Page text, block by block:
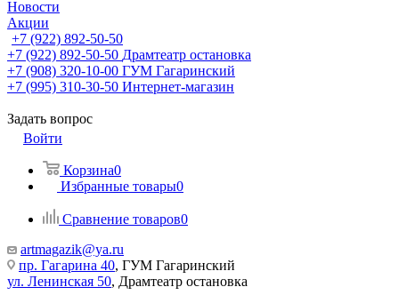
Новости
Акции
+7 (922) 892-50-50
+7 (922) 892-50-50 Драмтеатр остановка
+7 (908) 320-10-00 ГУМ Гагаринский
+7 (995) 310-30-50 Интернет-магазин
Задать вопрос
Войти
Корзина0
Избранные товары0
Сравнение товаров0
artmagazik@ya.ru
пр. Гагарина 40, ГУМ Гагаринский
ул. Ленинская 50, Драмтеатр остановка